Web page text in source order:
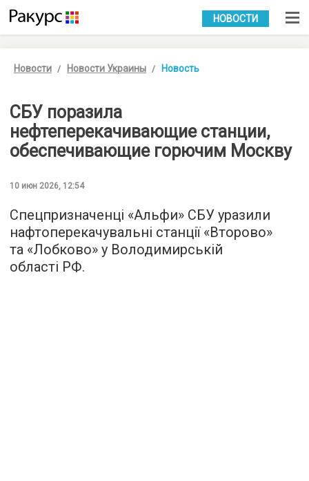
УКР РУС
НОВОСТИ
Новости Новости Украины Новость
СБУ поразила
нефтеперекачивающие станции,
обеспечивающие горючим Москву
10 июн 2026, 12:54
Спецпризначенці «Альфи» СБУ уразили
нафтоперекачувальні станції «Второво»
та «Лобково» у Володимирській
області РФ.